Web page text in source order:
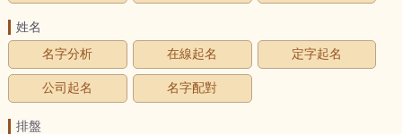
姓名
名字分析
在線起名 定字起名
公司起名 名字配對
排盤